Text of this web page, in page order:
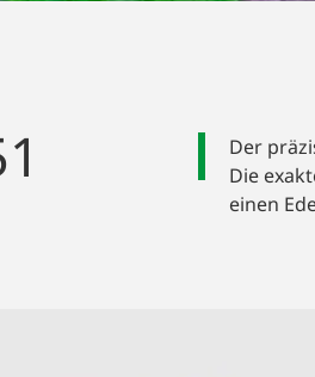
Der
Die
einen